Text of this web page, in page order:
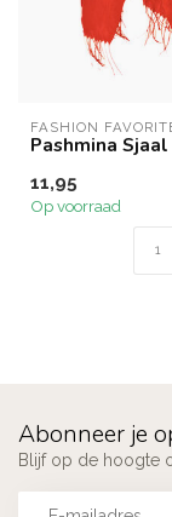
FASHION
Pashmina
11,95
Op voorraad
Abonneer je
Blijf op de hoogte